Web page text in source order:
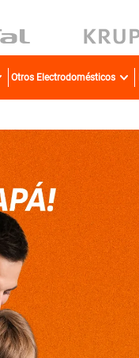
Otros Electrodomésticos
sartenes
olla presion
ollas
.
aspiradora
ventilador
.
licuadora
.
cafetera
.
acero inoxidable
. caldero